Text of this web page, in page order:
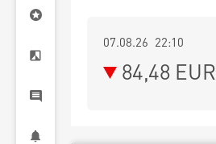
07.08.26 22:10
84,48 EUR